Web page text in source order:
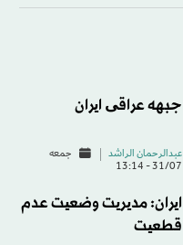
جبهه عراقی ایران
عبدالرحمان الراشد
جمعه
31/07 - 13:14
ایران: مدیریت وضعیت عدم
قطعیت